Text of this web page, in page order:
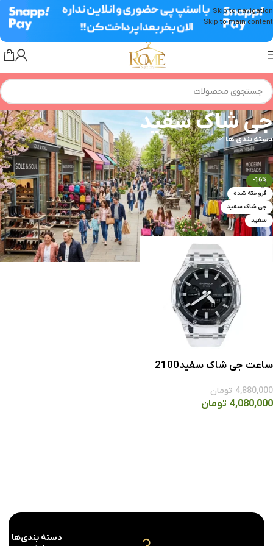
Skip to navigation
Skip to main content
جی شاک سفید
دسته بندی ها
خانه»جی شاک سفید
-16%
فروخته شده
جی شاک سفید
سفید
ساعت جی شاک سفید2100
4,880,000 تومان
4,080,000 تومان
دسته بندی‌ها